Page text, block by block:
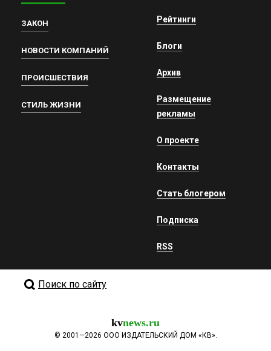
ЗАКОН
НОВОСТИ КОМПАНИЙ
ПРОИСШЕСТВИЯ
СТИЛЬ ЖИЗНИ
Рейтинги
Блоги
Архив
Размещение
рекламы
О проекте
Контакты
Стать блогером
Подписка
RSS
Поиск по сайту
kvnews.ru
© 2001—2026 ООО ИЗДАТЕЛЬСКИЙ ДОМ «КВ».